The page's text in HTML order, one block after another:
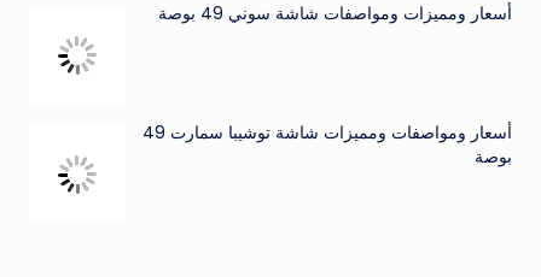
أسعار ومميزات ومواصفات شاشة سوني 49 بوصة
أسعار ومواصفات ومميزات شاشة توشيبا سمارت 49
بوصة